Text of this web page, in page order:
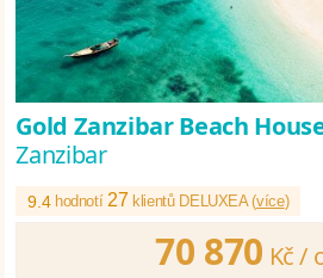
Gold Zanzibar Beach
Zanzibar
9.4 hodnotí27 klientů DELUXEA (více)
70 870 Kč /